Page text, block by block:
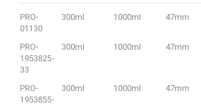
PRO-
01130
300ml 1000ml 47mm
PRO-
1953825-
33
300ml 1000ml 47mm
PRO-
1953855-
300ml 1000ml 47mm